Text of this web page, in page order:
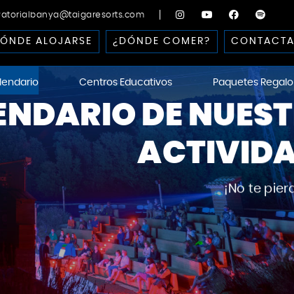
ALOJARSE ¿DÓNDE COMER? CONTACTA
Centros Educativos Paquetes Regalo
DE
¡No te